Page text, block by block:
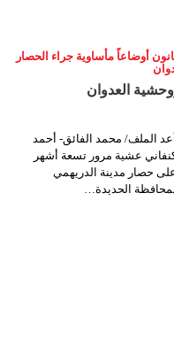
أوضاعاً مأساوية جراء الحصار
العدوان
الملف/ محمد الفائق- أحمد
عشية مرور تسعة أشهر
حصار مدينة الدريهمي
الحديدة…